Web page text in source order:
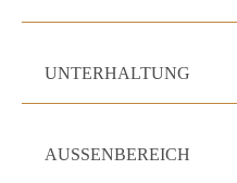
UNTERHALTUNG
AUSSENBEREICH